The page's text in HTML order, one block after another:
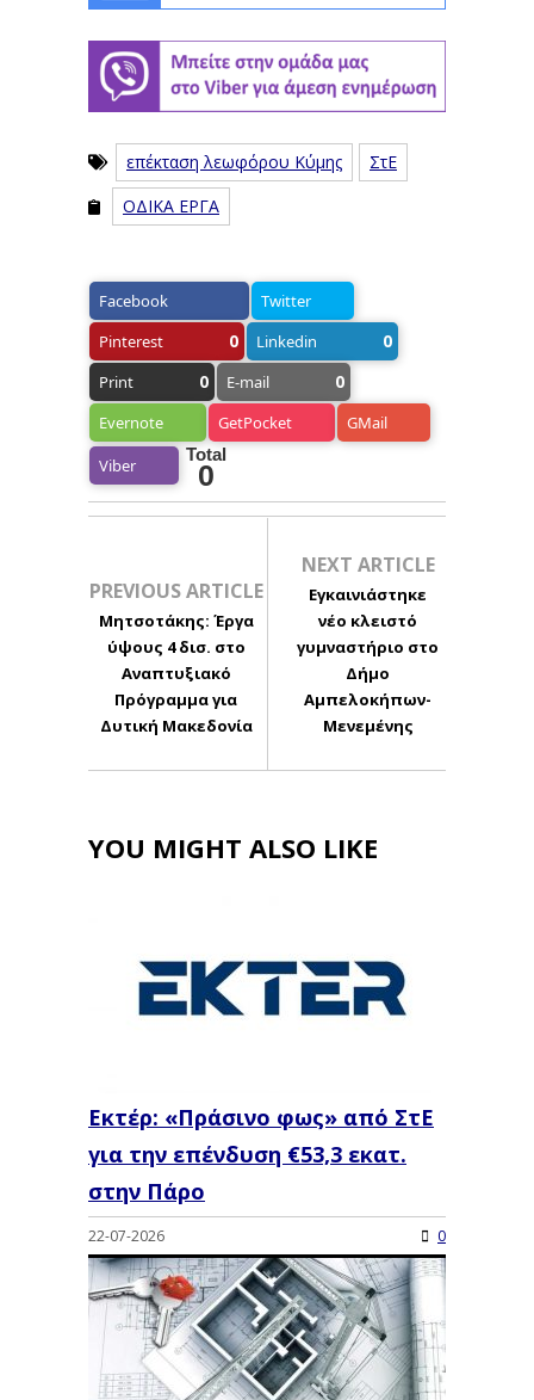
επέκταση λεωφόρου Κύμης
ΣτΕ
ΟΔΙΚΑ ΕΡΓΑ
Facebook
Twitter
Pinterest
0 Linkedin 0
Print 0 E-mail 0
Evernote GetPocket GMail
Viber
Total
0
PREVIOUS ARTICLE
Μητσοτάκης: Έργα
ύψους 4 δισ. στο
Αναπτυξιακό
Πρόγραμμα για
Δυτική Μακεδονία
NEXT ARTICLE
Εγκαινιάστηκε
νέο κλειστό
γυμναστήριο στο
Δήμο
Αμπελοκήπων-
Μενεμένης
YOU MIGHT ALSO LIKE
Εκτέρ: «Πράσινο φως» από ΣτΕ
για την επένδυση €53,3 εκατ.
στην Πάρο
22-07-2026 0